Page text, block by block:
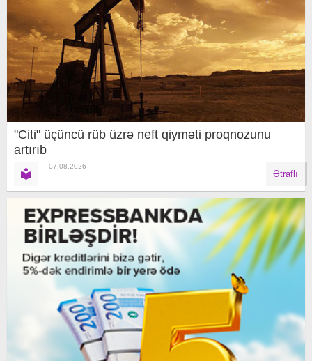
"Citi" üçüncü rüb üzrə neft qiyməti proqnozunu
artırıb
07.08.2026
Ətraflı